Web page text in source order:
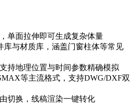
单面拉伸即可生成复杂体量
库与材质库，涵盖门窗柱体等常见
持地理位置与时间参数精确模拟
等主流格式，支持DWG/DXF双
切换，线稿渲染一键转化